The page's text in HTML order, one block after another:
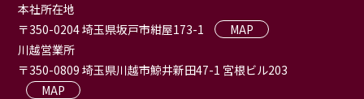
本社所在地
〒350-0204 埼玉県坂戸市紺屋173-1
MAP
川越営業所
〒350-0809 埼玉県川越市鯨井新田47-1 宮根ビル203
MAP